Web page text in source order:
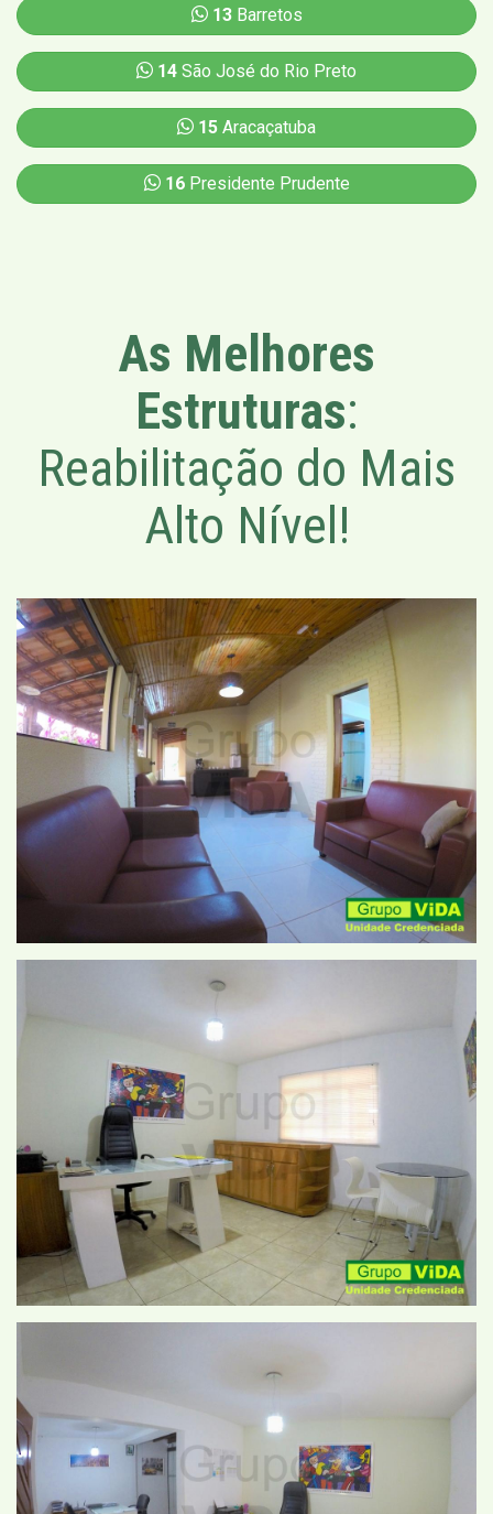
13Barretos
14 São José do Rio Preto
15 Aracaçatuba
16Presidente Prudente
As Melhores
Estruturas:
Reabilitação do Mais
Alto Nível!